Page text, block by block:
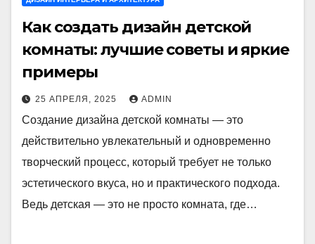
Как создать дизайн детской
комнаты: лучшие советы и яркие
примеры
25 АПРЕЛЯ, 2025 ADMIN
Создание дизайна детской комнаты — это
действительно увлекательный и одновременно
творческий процесс, который требует не только
эстетического вкуса, но и практического подхода.
Ведь детская — это не просто комната, где…